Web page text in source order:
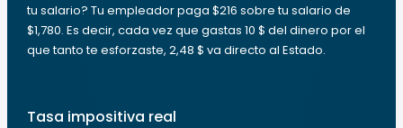
tu salario? Tu empleador paga $216 sobre tu salario de
$1,780. Es decir, cada vez que gastas 10 $ del dinero por el
que tanto te esforzaste, 2,48 $ va directo al Estado.
Tasa impositiva real